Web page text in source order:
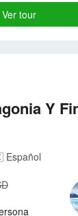
Ver tour
Y